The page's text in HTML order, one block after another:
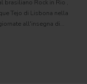
brasiliano Rock in Rio ,
Tejo di Lisbona nella
all'insegna di